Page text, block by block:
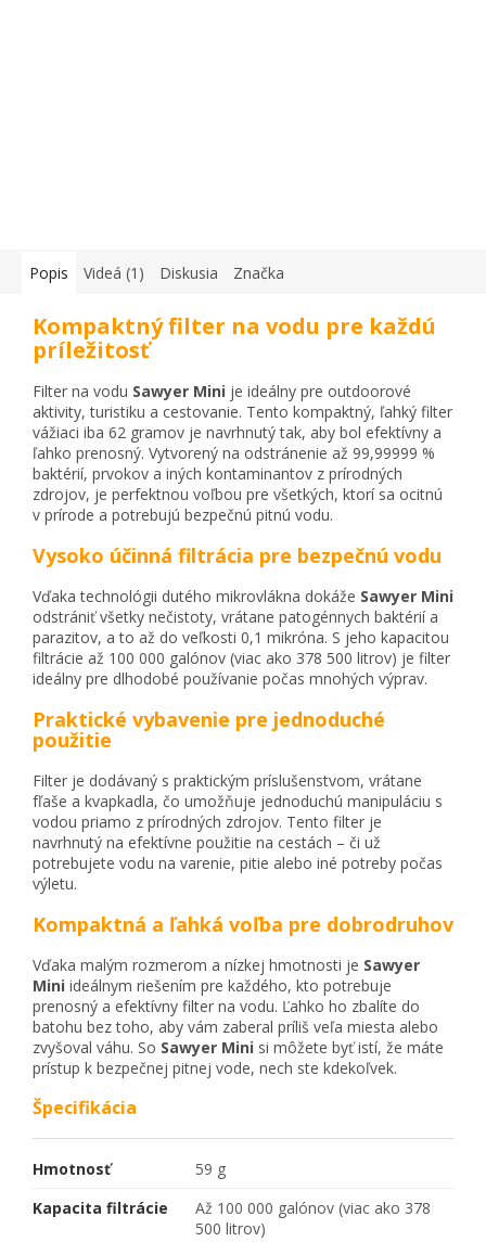
Popis Videá (1) Diskusia Značka
Kompaktný filter na vodu pre každú
príležitosť
Filter na vodu Sawyer Mini je ideálny pre outdoorové
aktivity, turistiku a cestovanie. Tento kompaktný, ľahký filter
vážiaci iba 62 gramov je navrhnutý tak, aby bol efektívny a
ľahko prenosný. Vytvorený na odstránenie až 99,99999 %
baktérií, prvokov a iných kontaminantov z prírodných
zdrojov, je perfektnou voľbou pre všetkých, ktorí sa ocitnú
v prírode a potrebujú bezpečnú pitnú vodu.
Vysoko účinná filtrácia pre bezpečnú vodu
Vďaka technológii dutého mikrovlákna dokáže Sawyer Mini
odstrániť všetky nečistoty, vrátane patogénnych baktérií a
parazitov, a to až do veľkosti 0,1 mikróna. S jeho kapacitou
filtrácie až 100 000 galónov (viac ako 378 500 litrov) je filter
ideálny pre dlhodobé používanie počas mnohých výprav.
Praktické vybavenie pre jednoduché
použitie
Filter je dodávaný s praktickým príslušenstvom, vrátane
fľaše a kvapkadla, čo umožňuje jednoduchú manipuláciu s
vodou priamo z prírodných zdrojov. Tento filter je
navrhnutý na efektívne použitie na cestách – či už
potrebujete vodu na varenie, pitie alebo iné potreby počas
výletu.
Kompaktná a ľahká voľba pre dobrodruhov
Vďaka malým rozmerom a nízkej hmotnosti je Sawyer
Mini ideálnym riešením pre každého, kto potrebuje
prenosný a efektívny filter na vodu. Ľahko ho zbalíte do
batohu bez toho, aby vám zaberal príliš veľa miesta alebo
zvyšoval váhu. So Sawyer Mini si môžete byť istí, že máte
prístup k bezpečnej pitnej vode, nech ste kdekoľvek.
Špecifikácia
Hmotnosť
59 g
Kapacita filtrácie
Až 100 000 galónov (viac ako 378
500 litrov)